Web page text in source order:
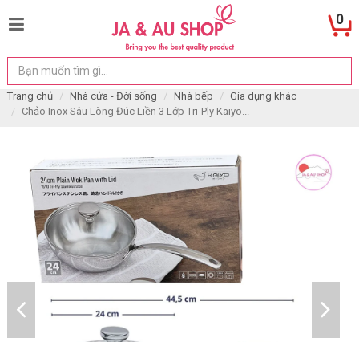
0
Trang chủ Nhà cửa - Đời sống Nhà bếp
Gia dụng khác
Chảo Inox Sâu Lòng Đúc Liền 3 Lớp Tri-Ply Kaiyo...